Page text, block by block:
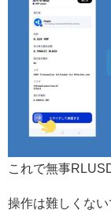
これで無事
操作は難しくない